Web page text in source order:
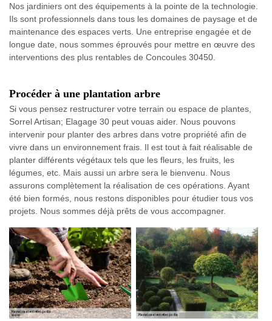
Nos jardiniers ont des équipements à la pointe de la technologie.
Ils sont professionnels dans tous les domaines de paysage et de
maintenance des espaces verts. Une entreprise engagée et de
longue date, nous sommes éprouvés pour mettre en œuvre des
interventions des plus rentables de Concoules 30450.
Procéder à une plantation arbre
Si vous pensez restructurer votre terrain ou espace de plantes,
Sorrel Artisan; Elagage 30 peut vouas aider. Nous pouvons
intervenir pour planter des arbres dans votre propriété afin de
vivre dans un environnement frais. Il est tout à fait réalisable de
planter différents végétaux tels que les fleurs, les fruits, les
légumes, etc. Mais aussi un arbre sera le bienvenu. Nous
assurons complètement la réalisation de ces opérations. Ayant
été bien formés, nous restons disponibles pour étudier tous vos
projets. Nous sommes déjà prêts de vous accompagner.